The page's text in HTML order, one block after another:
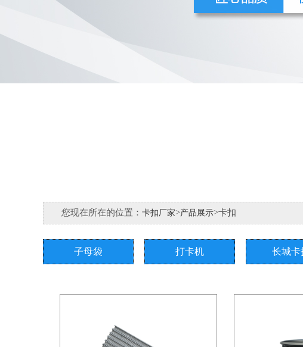
您现在所在的位置： 卡扣厂家>产品展示>卡扣
子母袋 打卡机 长城卡